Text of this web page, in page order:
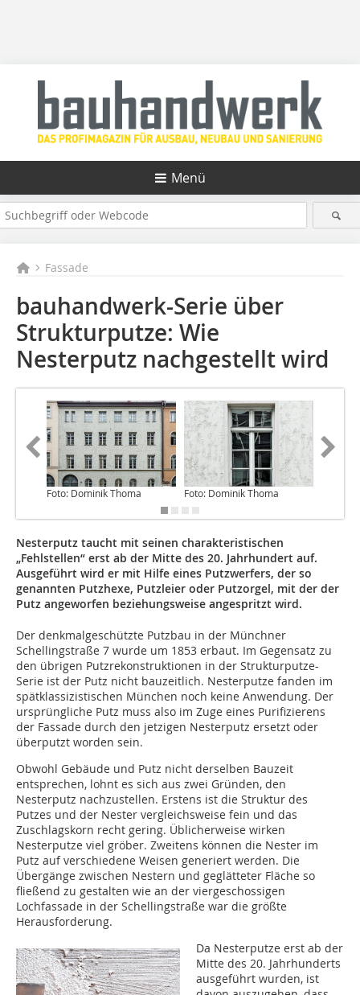
Menü
Fassade
bauhandwerk-Serie über
Strukturputze: Wie
Nesterputz nachgestellt wird
Foto: Dominik Thoma Foto: Dominik Thoma
Nesterputz taucht mit seinen charakteristischen
„Fehlstellen“ erst ab der Mitte des 20. Jahrhundert auf.
Ausgeführt wird er mit Hilfe eines Putzwerfers, der so
genannten Putzhexe, Putzleier oder Putzorgel, mit der der
Putz angeworfen beziehungsweise angespritzt wird.
Der denkmalgeschützte Putzbau in der Münchner
Schellingstraße 7 wurde um 1853 erbaut. Im Gegensatz zu
den übrigen Putzrekonstruktionen in der Strukturputze-
Serie ist der Putz nicht bauzeitlich. Nesterputze fanden im
spätklassizistischen München noch keine Anwendung. Der
ursprüngliche Putz muss also im Zuge eines Purifizierens
der Fassade durch den jetzigen Nesterputz ersetzt oder
überputzt worden sein.
Obwohl Gebäude und Putz nicht derselben Bauzeit
entsprechen, lohnt es sich aus zwei Gründen, den
Nesterputz nachzustellen. Erstens ist die Struktur des
Putzes und der Nester vergleichsweise fein und das
Zuschlagskorn recht gering. Üblicherweise wirken
Nesterputze viel gröber. Zweitens können die Nester im
Putz auf verschiedene Weisen generiert werden. Die
Übergänge zwischen Nestern und geglätteter Fläche so
fließend zu gestalten wie an der viergeschossigen
Lochfassade in der Schellingstraße war die größte
Herausforderung.
Da Nesterputze erst ab der
Mitte des 20. Jahrhunderts
ausgeführt wurden, ist